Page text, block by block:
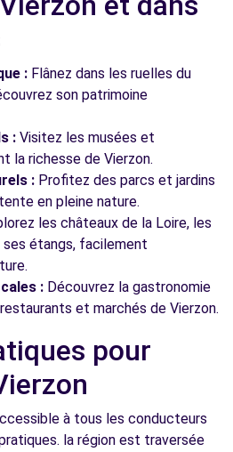
: Flânez dans les ruelles du
son patrimoine
: Visitez les musées et
la richesse de Vierzon.
: Profitez des parcs et jardins
en pleine nature.
les châteaux de la Loire, les
étangs, facilement
: Découvrez la gastronomie
et marchés de Vierzon.
pour
à tous les conducteurs
la région est traversée